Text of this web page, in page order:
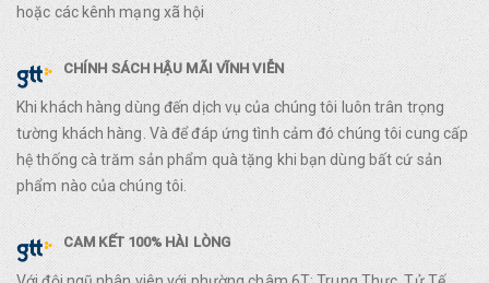
hoặc các kênh mạng xã hội
CHÍNH SÁCH HẬU MÃI VĨNH VIỄN
Khi khách hàng dùng đến dịch vụ của chúng tôi luôn trân trọng
tường khách hàng. Và để đáp ứng tình cảm đó chúng tôi cung cấp
hệ thống cà trăm sản phẩm quà tặng khi bạn dùng bất cứ sản
phẩm nào của chúng tôi.
CAM KẾT 100% HÀI LÒNG